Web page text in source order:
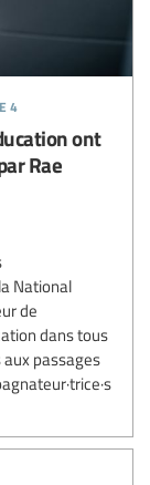
4
ont
Rae
National
de
dans tous
aux passages